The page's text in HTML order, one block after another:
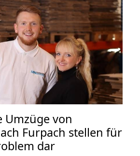
Umzüge von
Furpach stellen für
dar